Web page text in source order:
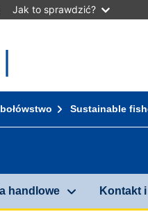
Jak to sprawdzić?
Sustainable
handlowe Kontakt